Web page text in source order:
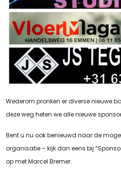
Wederom pronken er diverse nieuwe
deze weg heten we alle nieuwe
Bent u nu ook benieuwd naar de
organisatie – kijk dan eens bij
op met Marcel Bremer.